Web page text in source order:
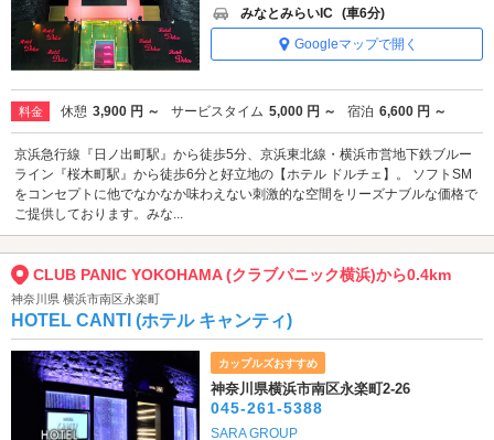
みなとみらいIC (車6分)
Googleマップで開く
料金 休憩 3,900 円 ～ サービスタイム 5,000 円 ～ 宿泊 6,600 円 ～
京浜急行線『日ノ出町駅』から徒歩5分、京浜東北線・横浜市営地下鉄ブルー
ライン『桜木町駅』から徒歩6分と好立地の【ホテル ドルチェ】。 ソフトSM
をコンセプトに他でなかなか味わえない刺激的な空間をリーズナブルな価格で
ご提供しております。みな...
CLUB PANIC YOKOHAMA (クラブパニック横浜)から0.4km
神奈川県 横浜市南区永楽町
HOTEL CANTI (ホテル キャンティ)
カップルズおすすめ
神奈川県横浜市南区永楽町2-26
045-261-5388
SARA GROUP